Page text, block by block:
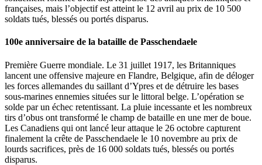
françaises, mais l’objectif est atteint le 12 avril au prix de 10 500
soldats tués, blessés ou portés disparus.
100e anniversaire de la bataille de Passchendaele
Première Guerre mondiale. Le 31 juillet 1917, les Britanniques
lancent une offensive majeure en Flandre, Belgique, afin de déloger
les forces allemandes du saillant d’Ypres et de détruire les bases
sous-marines ennemies situées sur le littoral belge. L’opération se
solde par un échec retentissant. La pluie incessante et les nombreux
tirs d’obus ont transformé le champ de bataille en une mer de boue.
Les Canadiens qui ont lancé leur attaque le 26 octobre capturent
finalement la crête de Passchendaele le 10 novembre au prix de
lourds sacrifices, près de 16 000 soldats tués, blessés ou portés
disparus.